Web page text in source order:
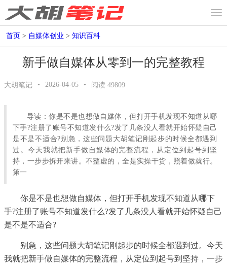
首页 > 自媒体创业 > 知识百科
新手做自媒体从零到一的完整教程
大胡笔记 • 2026-04-05 • 阅读 49809
导读：你是不是也想做自媒体，但打开手机发现不知道从哪
下手?注册了账号不知道发什么?发了几条没人看就开始怀疑自己
是不是不适合?别急，这些问题大胡笔记刚起步的时候全都遇到
过。今天我就把新手做自媒体的完整流程，从定位到起号到坚
持，一步步拆开来讲。不整虚的，全是实操干货，照着做就行。
第一
你是不是也想做自媒体，但打开手机发现不知道从哪下
手?注册了账号不知道发什么?发了几条没人看就开始怀疑自己
是不是不适合?
别急，这些问题大胡笔记刚起步的时候全都遇到过。今天
我就把新手做自媒体的完整流程，从定位到起号到坚持，一步